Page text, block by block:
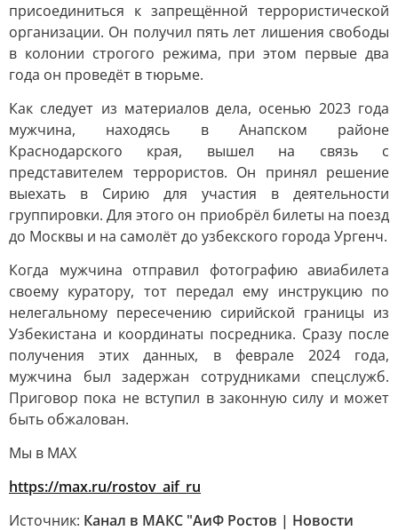
присоединиться к запрещённой террористической
организации. Он получил пять лет лишения свободы
в колонии строгого режима, при этом первые два
года он проведёт в тюрьме.
Как следует из материалов дела, осенью 2023 года
мужчина, находясь в Анапском районе
Краснодарского края, вышел на связь с
представителем террористов. Он принял решение
выехать в Сирию для участия в деятельности
группировки. Для этого он приобрёл билеты на поезд
до Москвы и на самолёт до узбекского города Ургенч.
Когда мужчина отправил фотографию авиабилета
своему куратору, тот передал ему инструкцию по
нелегальному пересечению сирийской границы из
Узбекистана и координаты посредника. Сразу после
получения этих данных, в феврале 2024 года,
мужчина был задержан сотрудниками спецслужб.
Приговор пока не вступил в законную силу и может
быть обжалован.
Мы в MAX
https://max.ru/rostov_aif_ru
Источник: Канал в МАКС "АиФ Ростов | Новости